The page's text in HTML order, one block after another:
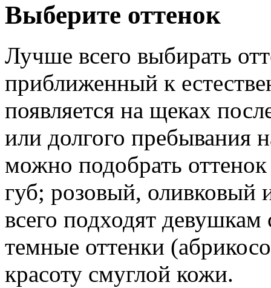
Выберите оттенок
Лучше всего выбирать
приближенный к
появляется на щеках
или долгого пребывания
можно подобрать
губ; розовый, оливковый
всего подходят девушкам
темные оттенки
красоту смуглой кожи.